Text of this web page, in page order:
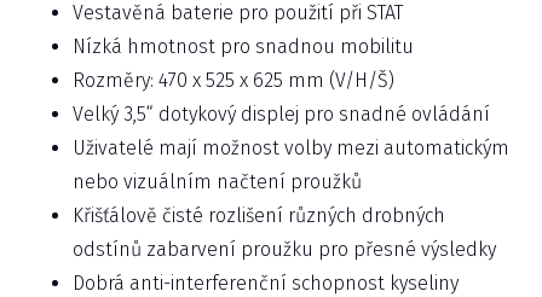
Vestavěná baterie pro použití při STAT
Nízká hmotnost pro snadnou mobilitu
Rozměry: 470 x 525 x 625 mm (V/H/Š)
Velký 3,5“ dotykový displej pro snadné ovládání
Uživatelé mají možnost volby mezi automatickým
nebo vizuálním načtení proužků
Křišťálově čisté rozlišení různých drobných
odstínů zabarvení proužku pro přesné výsledky
Dobrá anti-interferenční schopnost kyseliny